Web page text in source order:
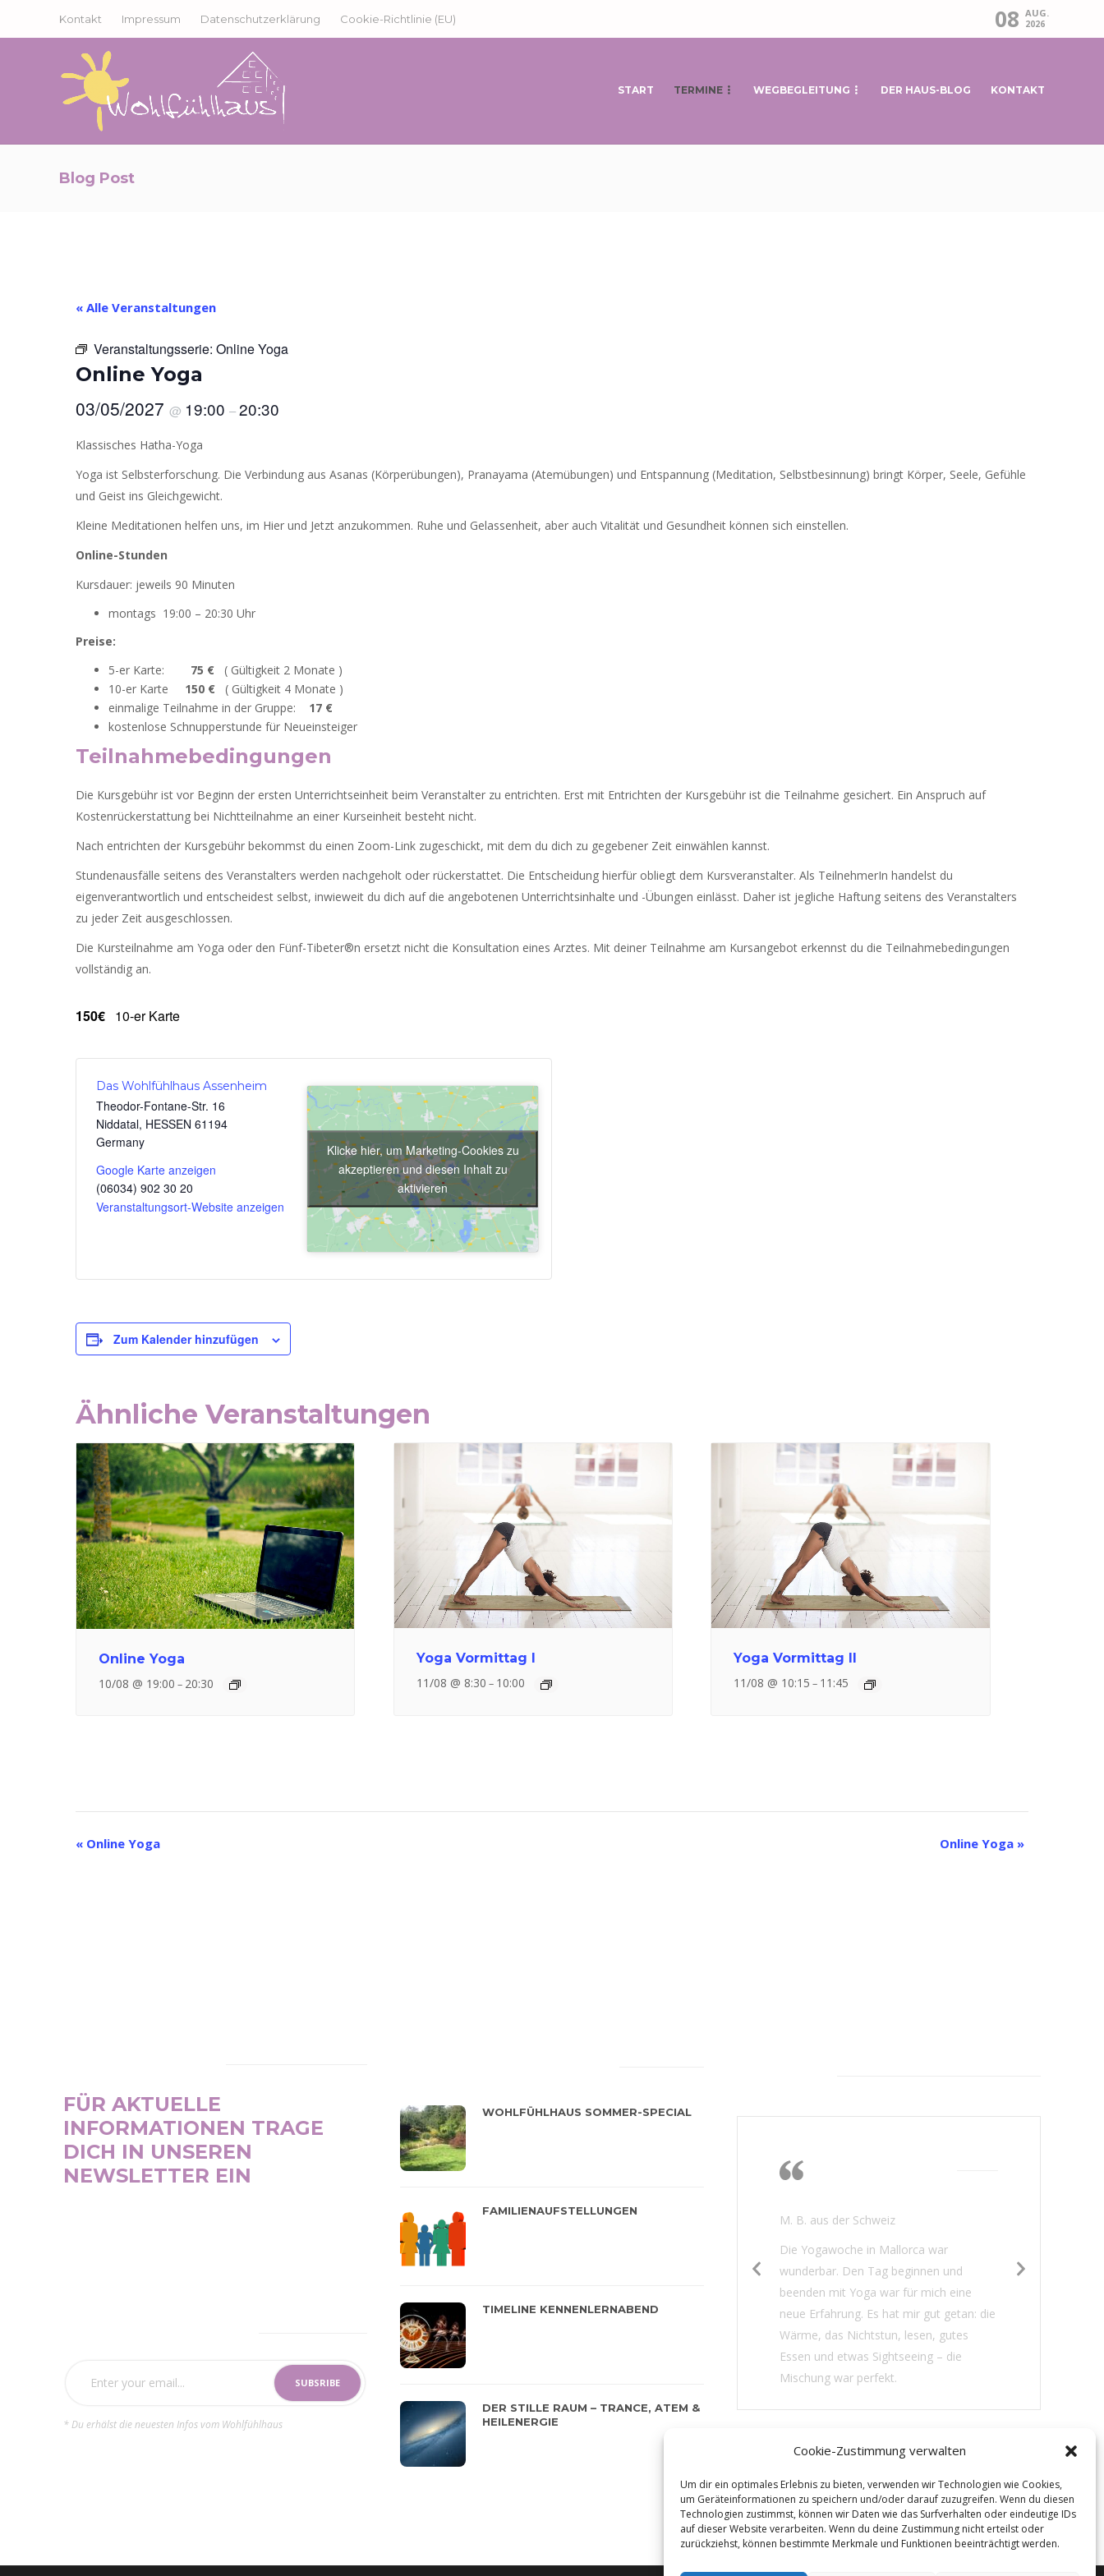
Cookie-Zustimmung verwalten
Um dir ein optimales Erlebnis zu bieten, verwenden wir Technologien wie Cookies,
um Geräteinformationen zu speichern und/oder darauf zuzugreifen. Wenn du diesen
Technologien zustimmst, können wir Daten wie das Surfverhalten oder eindeutige IDs
auf dieser Website verarbeiten. Wenn du deine Zustimmung nicht erteilst oder
zurückziehst, können bestimmte Merkmale und Funktionen beeinträchtigt werden.
Kontakt Impressum Datenschutzerklärung Cookie-Richtlinie (EU) 08 AUG.
2026
START TERMINE WEGBEGLEITUNG DER HAUS-BLOG KONTAKT
Blog Post
« Alle Veranstaltungen
Veranstaltungsserie: Online Yoga
Online Yoga
03/05/2027 @ 19:00 –20:30
Klassisches Hatha-Yoga
Yoga ist Selbsterforschung. Die Verbindung aus Asanas (Körperübungen), Pranayama (Atemübungen) und Entspannung (Meditation, Selbstbesinnung) bringt Körper, Seele, Gefühle
und Geist ins Gleichgewicht.
Kleine Meditationen helfen uns, im Hier und Jetzt anzukommen. Ruhe und Gelassenheit, aber auch Vitalität und Gesundheit können sich einstellen.
Online-Stunden
Kursdauer: jeweils 90 Minuten
montags 19:00 – 20:30 Uhr
Preise:
5-er Karte:
75 € ( Gültigkeit 2 Monate )
10-er Karte 150 € ( Gültigkeit 4 Monate )
einmalige Teilnahme in der Gruppe: 17 €
kostenlose Schnupperstunde für Neueinsteiger
Teilnahmebedingungen
Die Kursgebühr ist vor Beginn der ersten Unterrichtseinheit beim Veranstalter zu entrichten. Erst mit Entrichten der Kursgebühr ist die Teilnahme gesichert. Ein Anspruch auf
Kostenrückerstattung bei Nichtteilnahme an einer Kurseinheit besteht nicht.
Nach entrichten der Kursgebühr bekommst du einen Zoom-Link zugeschickt, mit dem du dich zu gegebener Zeit einwählen kannst.
Stundenausfälle seitens des Veranstalters werden nachgeholt oder rückerstattet. Die Entscheidung hierfür obliegt dem Kursveranstalter. Als TeilnehmerIn handelst du
eigenverantwortlich und entscheidest selbst, inwieweit du dich auf die angebotenen Unterrichtsinhalte und -Übungen einlässt. Daher ist jegliche Haftung seitens des Veranstalters
zu jeder Zeit ausgeschlossen.
Die Kursteilnahme am Yoga oder den Fünf-Tibeter®n ersetzt nicht die Konsultation eines Arztes. Mit deiner Teilnahme am Kursangebot erkennst du die Teilnahmebedingungen
vollständig an.
150€ 10-er Karte
Das Wohlfühlhaus Assenheim
Theodor-Fontane-Str. 16
Niddatal, HESSEN 61194
Germany
Google Karte anzeigen
(06034) 902 30 20
Veranstaltungsort-Website anzeigen
Klicke hier, um Marketing-Cookies zu
akzeptieren und diesen Inhalt zu
aktivieren
Zum Kalender hinzufügen
Ähnliche Veranstaltungen
Online Yoga
10/08 @ 19:00 – 20:30
Yoga Vormittag I
11/08 @ 8:30 – 10:00
Yoga Vormittag II
11/08 @ 10:15 – 11:45
Veranstaltung-
« Online Yoga Online Yoga »
FÜR AKTUELLE
INFORMATIONEN TRAGE
DICH IN UNSEREN
NEWSLETTER EIN
* Du erhälst die neuesten Infos vom Wohlfühlhaus
WOHLFÜHLHAUS SOMMER-SPECIAL
FAMILIENAUFSTELLUNGEN
TIMELINE KENNENLERNABEND
DER STILLE RAUM – TRANCE, ATEM &
HEILENERGIE
M. B. aus der Schweiz
Die Yogawoche in Mallorca war
wunderbar. Den Tag beginnen und
beenden mit Yoga war für mich eine
neue Erfahrung. Es hat mir gut getan: die
Wärme, das Nichtstun, lesen, gutes
Essen und etwas Sightseeing – die
Mischung war perfekt.